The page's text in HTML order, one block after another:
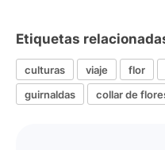
Etiquetas
culturas viaje flor
guirnaldas
collar de